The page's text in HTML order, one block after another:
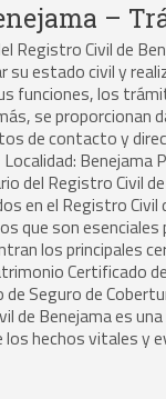
–
Registro Civil de
su estado civil y
funciones, los
se
de contacto y
Localidad:
del Registro Civil
en el Registro Civil
que son
los principales
Certificado
Seguro de
de Benejama es
los hechos vitales y